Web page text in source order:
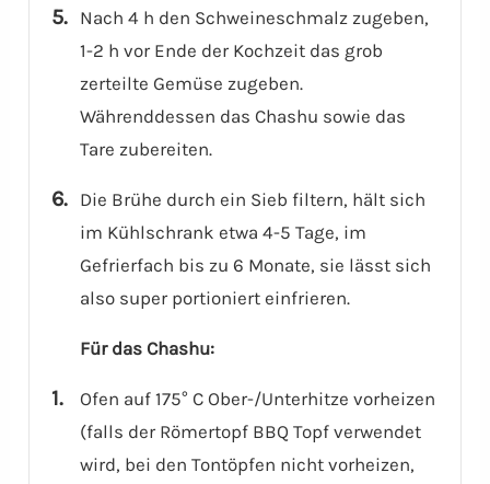
Nach 4 h den Schweineschmalz zugeben,
1-2 h vor Ende der Kochzeit das grob
zerteilte Gemüse zugeben.
Währenddessen das Chashu sowie das
Tare zubereiten.
Die Brühe durch ein Sieb filtern, hält sich
im Kühlschrank etwa 4-5 Tage, im
Gefrierfach bis zu 6 Monate, sie lässt sich
also super portioniert einfrieren.
Für das Chashu:
Ofen auf 175° C Ober-/Unterhitze vorheizen
(falls der Römertopf BBQ Topf verwendet
wird, bei den Tontöpfen nicht vorheizen,